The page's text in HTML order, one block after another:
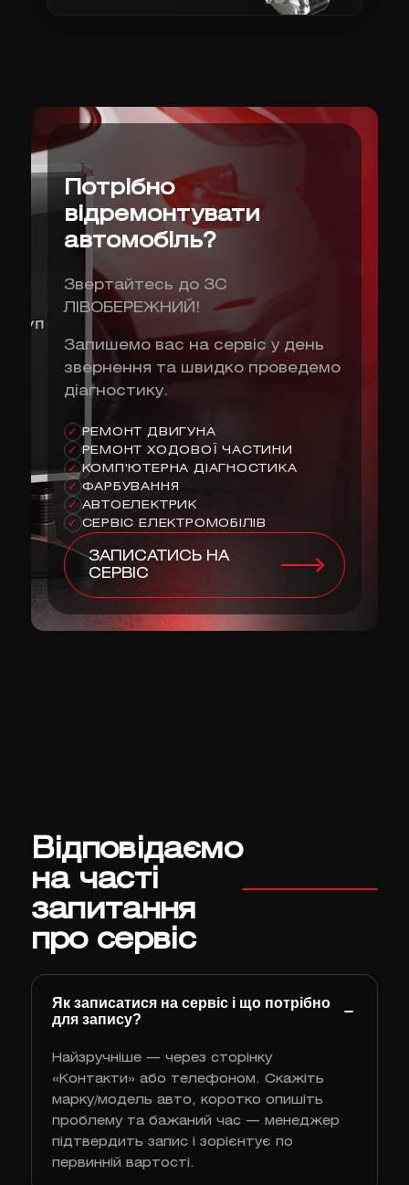
Потрібно
відремонтувати
автомобіль?
Звертайтесь до ЗС
ЛІВОБЕРЕЖНИЙ!
Запишемо вас на сервіс у день
звернення та швидко проведемо
діагностику.
✓ РЕМОНТ ДВИГУНА
✓ РЕМОНТ ХОДОВОЇ ЧАСТИНИ
✓ КОМП'ЮТЕРНА ДІАГНОСТИКА
✓ ФАРБУВАННЯ
✓ АВТОЕЛЕКТРИК
✓ СЕРВІС ЕЛЕКТРОМОБІЛІВ
ЗАПИСАТИСЬ НА
СЕРВІС
Відповідаємо
на часті
запитання
про сервіс
Як записатися на сервіс і що потрібно
для запису?
Найзручніше — через сторінку
«Контакти» або телефоном. Скажіть
марку/модель авто, коротко опишіть
проблему та бажаний час — менеджер
підтвердить запис і зорієнтує по
первинній вартості.